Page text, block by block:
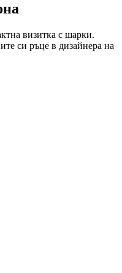
визитка с шарки.
си ръце в дизайнера на